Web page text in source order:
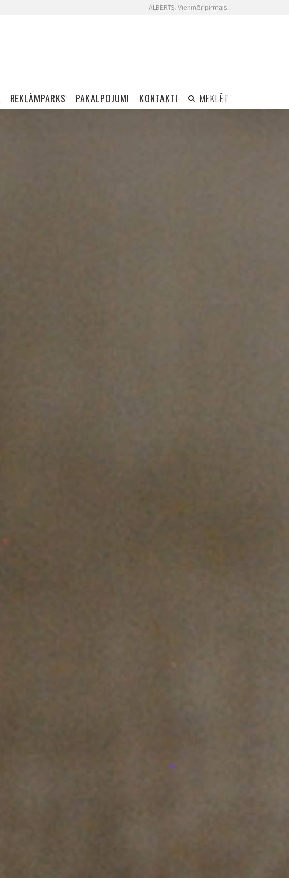
ALBERTS. Vienmēr pirmais.
REKLĀMPARKS PAKALPOJUMI KONTAKTI MEKLĒT